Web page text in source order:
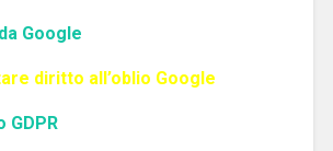
Google
diritto all’oblio Google
GDPR